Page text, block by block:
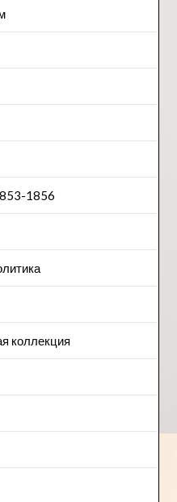
1856
коллекция